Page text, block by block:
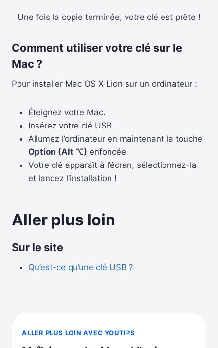
Une fois la copie terminée, votre clé est prête !
Comment utiliser votre clé sur le
Mac ?
Pour installer Mac OS X Lion sur un ordinateur :
Éteignez votre Mac.
Insérez votre clé USB.
Allumez l’ordinateur en maintenant la touche
Option (Alt ⌥) enfoncée.
Votre clé apparaît à l’écran, sélectionnez-la
et lancez l’installation !
Aller plus loin
Sur le site
Qu’est-ce qu’une clé USB ?
ALLER PLUS LOIN AVEC YOUTIPS